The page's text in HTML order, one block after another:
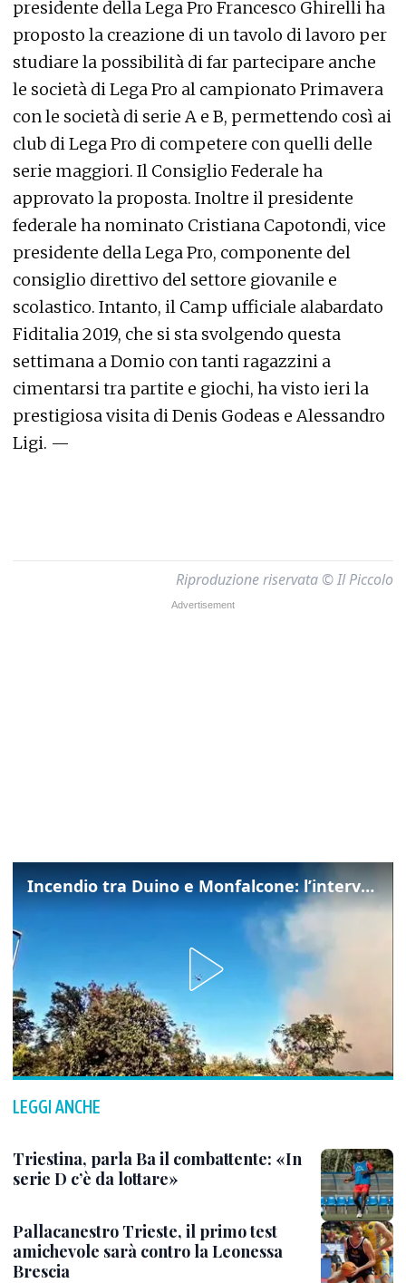
presidente della Lega Pro Francesco Ghirelli ha
proposto la creazione di un tavolo di lavoro per
studiare la possibilità di far partecipare anche
le società di Lega Pro al campionato Primavera
con le società di serie A e B, permettendo così ai
club di Lega Pro di competere con quelli delle
serie maggiori. Il Consiglio Federale ha
approvato la proposta. Inoltre il presidente
federale ha nominato Cristiana Capotondi, vice
presidente della Lega Pro, componente del
consiglio direttivo del settore giovanile e
scolastico. Intanto, il Camp ufficiale alabardato
Fiditalia 2019, che si sta svolgendo questa
settimana a Domio con tanti ragazzini a
cimentarsi tra partite e giochi, ha visto ieri la
prestigiosa visita di Denis Godeas e Alessandro
Ligi. —
Riproduzione riservata © Il Piccolo
Incendio tra Duino e Monfalcone: l’intervento dei vigili del fuoco
LEGGI ANCHE
Triestina, parla Ba il combattente: «In
serie D c’è da lottare»
Pallacanestro Trieste, il primo test
amichevole sarà contro la Leonessa
Brescia